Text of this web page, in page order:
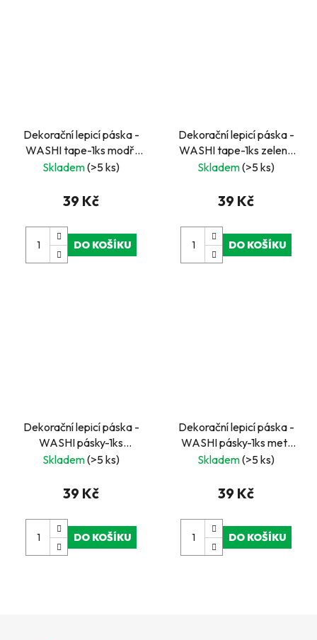
Dekorační lepicí páska -
WASHI tape-1ks modří
mimozemšťani
Skladem(>5 ks)
39 Kč
DO KOŠÍKU
Dekorační lepicí páska -
WASHI tape-1ks zelené
hippies
Skladem(>5 ks)
39 Kč
DO KOŠÍKU
Dekorační lepicí páska -
WASHI pásky-1ks
obličeje
Skladem(>5 ks)
39 Kč
DO KOŠÍKU
Dekorační lepicí páska -
WASHI pásky-1ks metr
červený
Skladem(>5 ks)
39 Kč
DO KOŠÍKU